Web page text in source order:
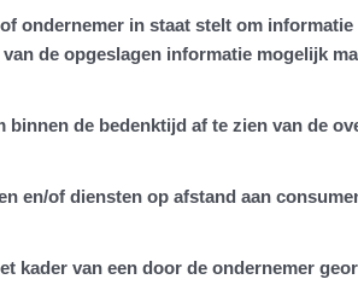
ondernemer in staat stelt om
de opgeslagen informatie mogelijk
de bedenktijd af te zien van de
en/of diensten op afstand aan
kader van een door de ondernemer